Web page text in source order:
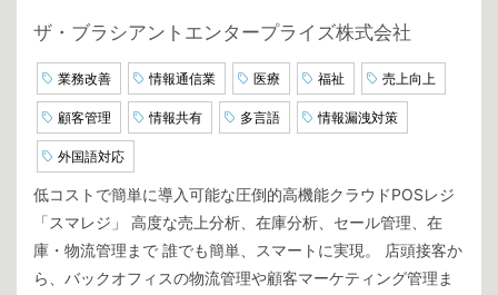
ザ・ブラシアントエンタープライズ株式会社
業務改善 情報通信業 医療 福祉 売上向上
顧客管理 情報共有 多言語 情報漏洩対策
外国語対応
低コストで簡単に導入可能な圧倒的高機能クラウドPOSレジ
「スマレジ」 高度な売上分析、在庫分析、セール管理、在
庫・物流管理まで 誰でも簡単、スマートに実現。 店頭接客か
ら、バックオフィスの物流管理や顧客マーケティング管理ま